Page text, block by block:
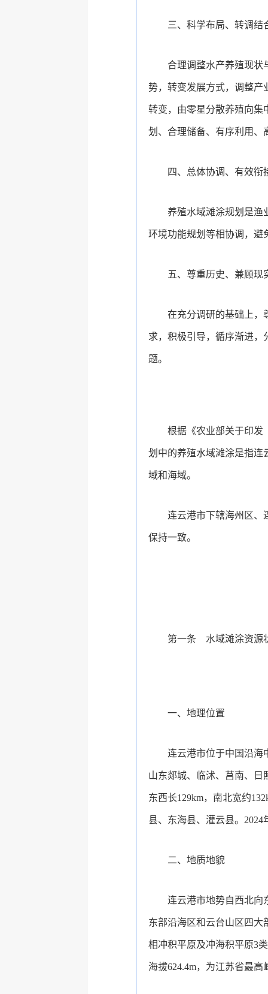
三、科学布局、转调结
合理调整水产养殖现状
势，转变发展方式，调整产
转变，由零星分散养殖向集
划、合理储备、有序利用、
四、总体协调、有效衔
养殖水域滩涂规划是渔
环境功能规划等相协调，避
五、尊重历史、兼顾现
在充分调研的基础上，
求，积极引导，循序渐进，
题。
根据《农业部关于印发
划中的养殖水域滩涂是指连
域和海域。
连云港市下辖海州区、
保持一致。
第一条 水域滩涂资源
一、地理位置
连云港市位于中国沿海
山东郯城、临沭、莒南、日
东西长129km，南北宽约
县、东海县、灌云县。2024
二、地质地貌
连云港市地势自西北向
东部沿海区和云台山区四大
相冲积平原及冲海积平原3
海拔624.4m，为江苏省最高